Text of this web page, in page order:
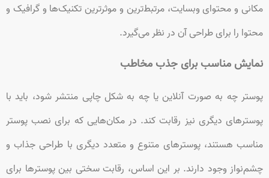
مکانی و محتوای وبسایت، مرتبط‌ترین و موثرترین تکنیک‌ها و گرافیک و
محتوا را برای طراحی آن در نظر می‌گیرد.
نمایش مناسب برای جذب مخاطب
پوستر چه به صورت آنلاین یا چه به شکل چاپی منتشر شود، باید با
پوسترهای دیگری نیز رقابت کند. در مکان‌هایی که برای نصب پوستر
مناسب هستند، پوسترهای متنوع و متعدد دیگری با طراحی جذاب و
چشم‌نواز وجود دارند. بر این اساس، رقابت سختی بین پوسترها برای